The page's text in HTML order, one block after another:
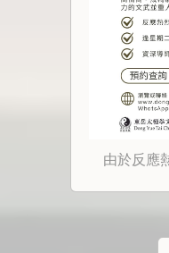
由於反應